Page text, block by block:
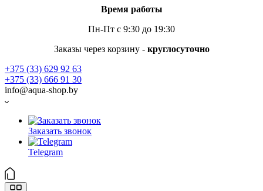
Время работы
Пн-Пт с 9:30 до 19:30
Заказы через корзину - круглосуточно
+375 (33) 629 92 63
+375 (33) 666 91 30
info@aqua-shop.by
Заказать звонок
Telegram